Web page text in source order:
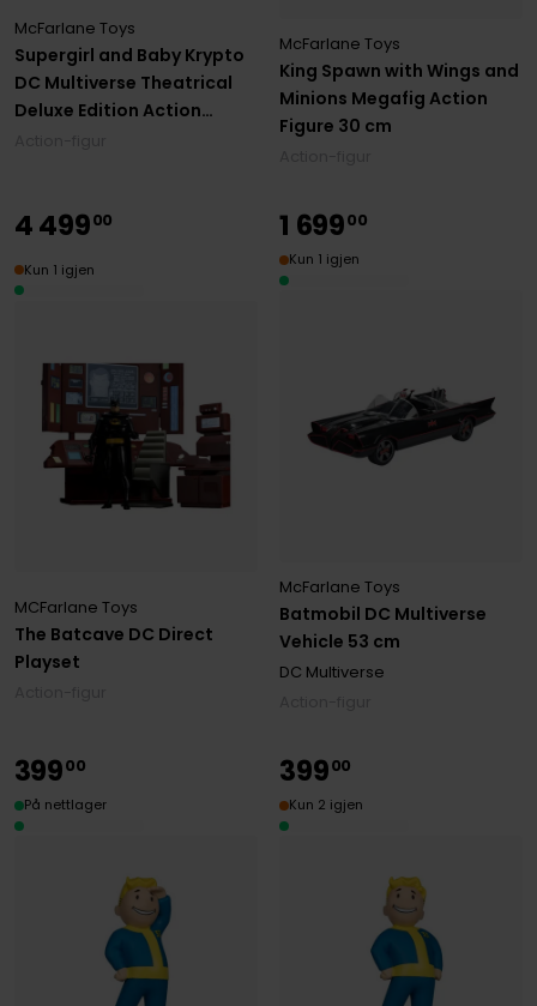
Supergirl and Baby Krypto
DC Multiverse Theatrical
Deluxe Edition Action
McFarlane Toys
King Spawn with Wings and
Minions Megafig Action
Figure 30 cm
McFarlane Toys
The Batcave DC Direct
Playset
MCFarlane Toys
449900
Kun 1 igjen
Batmobil DC Multiverse
Vehicle 53 cm
McFarlane Toys
DC Multiverse
1 69900
Kun 1 igjen
39900
På nettlager
39900
Kun 2 igjen